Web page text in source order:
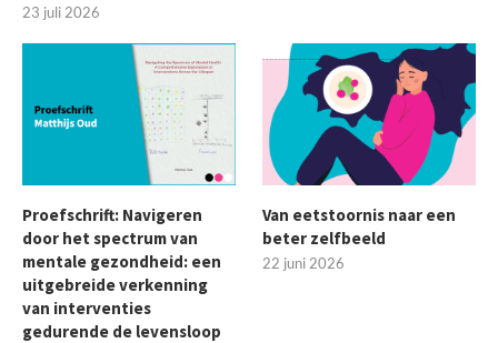
23 juli 2026
Proefschrift: Navigeren
door het spectrum van
mentale gezondheid: een
uitgebreide verkenning
van interventies
gedurende de levensloop
Van eetstoornis naar een
beter zelfbeeld
22 juni 2026